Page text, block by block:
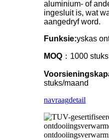
aluminium- of
ingesluit is, wat
aangedryf word.
Funksie:yskas
MOQ ：1000 stuks
stuks/maand
navraagdetail